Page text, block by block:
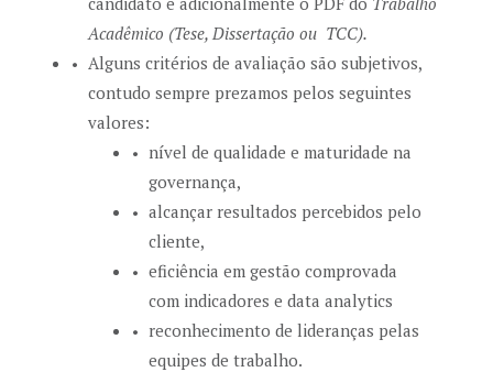
Acadêmico (Tese, Dissertação ou TCC).
Alguns critérios de avaliação são subjetivos,
contudo sempre prezamos pelos seguintes
valores:
nível de qualidade e maturidade na
governança,
alcançar resultados percebidos pelo
cliente,
eficiência em gestão comprovada
com indicadores e data analytics
reconhecimento de lideranças pelas
equipes de trabalho.